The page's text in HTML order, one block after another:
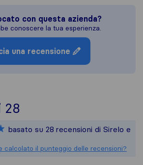
con questa azienda?
conoscere la tua esperienza.
una recensione
28
Tutte le recensioni
basato su 28 recensioni di Sirelo e
calcolato il punteggio delle recensioni?